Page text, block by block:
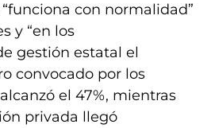
con normalidad”
y “en los
gestión estatal el
convocado por los
el 47%, mientras
privada llegó